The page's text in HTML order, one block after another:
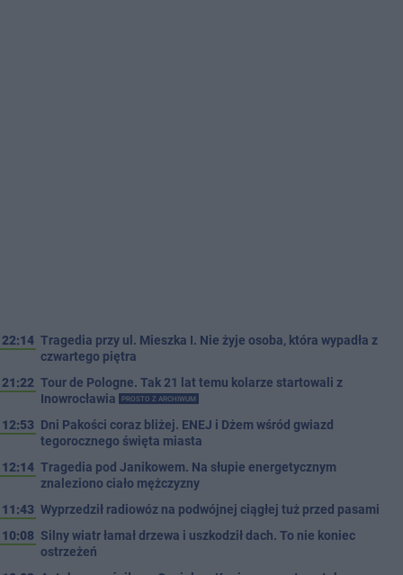
22:14 Tragedia przy ul. Mieszka I. Nie żyje osoba, która wypadła z
czwartego piętra
21:22 Tour de Pologne. Tak 21 lat temu kolarze startowali z
Inowrocławia
PROSTO Z ARCHIWUM
12:53 Dni Pakości coraz bliżej. ENEJ i Dżem wśród gwiazd
tegorocznego święta miasta
12:14 Tragedia pod Janikowem. Na słupie energetycznym
znaleziono ciało mężczyzny
11:43 Wyprzedził radiowóz na podwójnej ciągłej tuż przed pasami
10:08 Silny wiatr łamał drzewa i uszkodził dach. To nie koniec
ostrzeżeń